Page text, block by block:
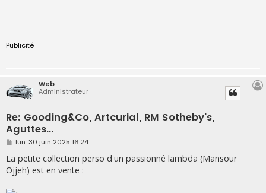
Publicité
Web
Administrateur
Re: Gooding&Co, Artcurial, RM Sotheby's,
Aguttes...
M
s
s
a
e
lun. 30 juin 2025 16:24
La petite collection perso d'un passionné lambda (Mansour
Ojjeh) est en vente :